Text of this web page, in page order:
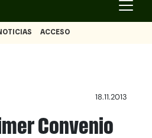
ACCESO
18.11.2013
Convenio